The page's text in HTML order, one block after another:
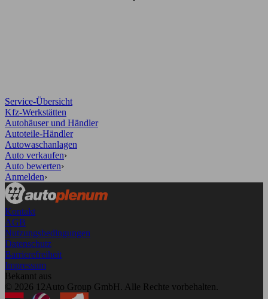
Service-Übersicht
Kfz-Werkstätten
Autohäuser und Händler
Autoteile-Händler
Autowaschanlagen
Auto verkaufen›
Auto bewerten›
Anmelden›
Kontakt
AGB
Nutzungsbedingungen
Datenschutz
Barrierefreiheit
Impressum
Bekannt aus
© 2026 12Auto Group GmbH. Alle Rechte vorbehalten.